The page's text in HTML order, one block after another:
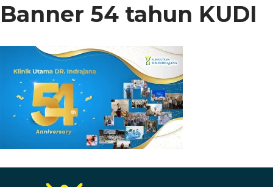
Banner 54 tahun KUDI